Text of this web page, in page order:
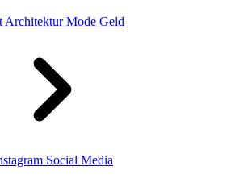
Architektur Mode Geld
Social Media